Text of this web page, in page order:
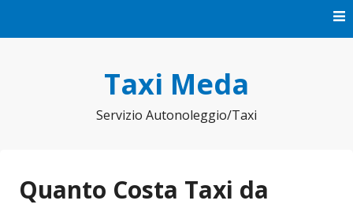
Taxi Meda
Servizio Autonoleggio/Taxi
Quanto Costa Taxi da